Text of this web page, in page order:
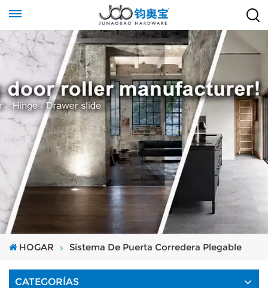
HOGAR Sistema De Puerta Corredera Plegable
CATEGORÍAS